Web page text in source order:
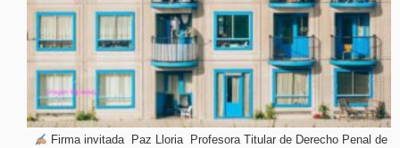
Firma invitada Paz Lloria Profesora Titular de Derecho Penal de